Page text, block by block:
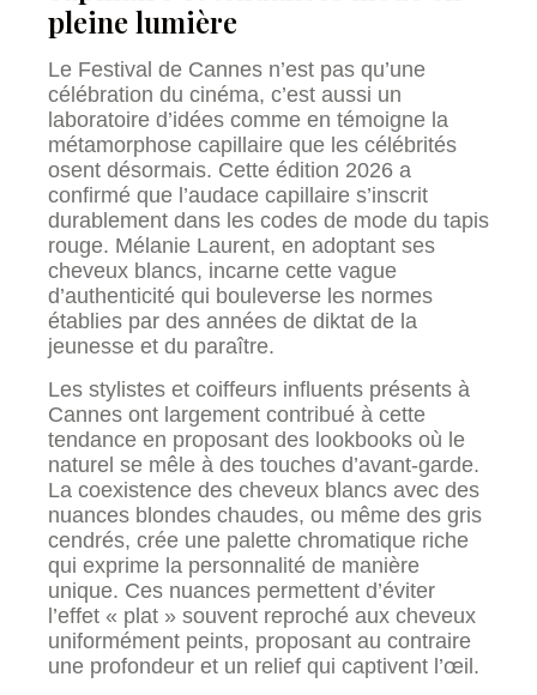
pleine lumière
Le Festival de Cannes n’est pas qu’une
célébration du cinéma, c’est aussi un
laboratoire d’idées comme en témoigne la
métamorphose capillaire que les célébrités
osent désormais. Cette édition 2026 a
confirmé que l’audace capillaire s’inscrit
durablement dans les codes de mode du tapis
rouge. Mélanie Laurent, en adoptant ses
cheveux blancs, incarne cette vague
d’authenticité qui bouleverse les normes
établies par des années de diktat de la
jeunesse et du paraître.
Les stylistes et coiffeurs influents présents à
Cannes ont largement contribué à cette
tendance en proposant des lookbooks où le
naturel se mêle à des touches d’avant-garde.
La coexistence des cheveux blancs avec des
nuances blondes chaudes, ou même des gris
cendrés, crée une palette chromatique riche
qui exprime la personnalité de manière
unique. Ces nuances permettent d’éviter
l’effet « plat » souvent reproché aux cheveux
uniformément peints, proposant au contraire
une profondeur et un relief qui captivent l’œil.